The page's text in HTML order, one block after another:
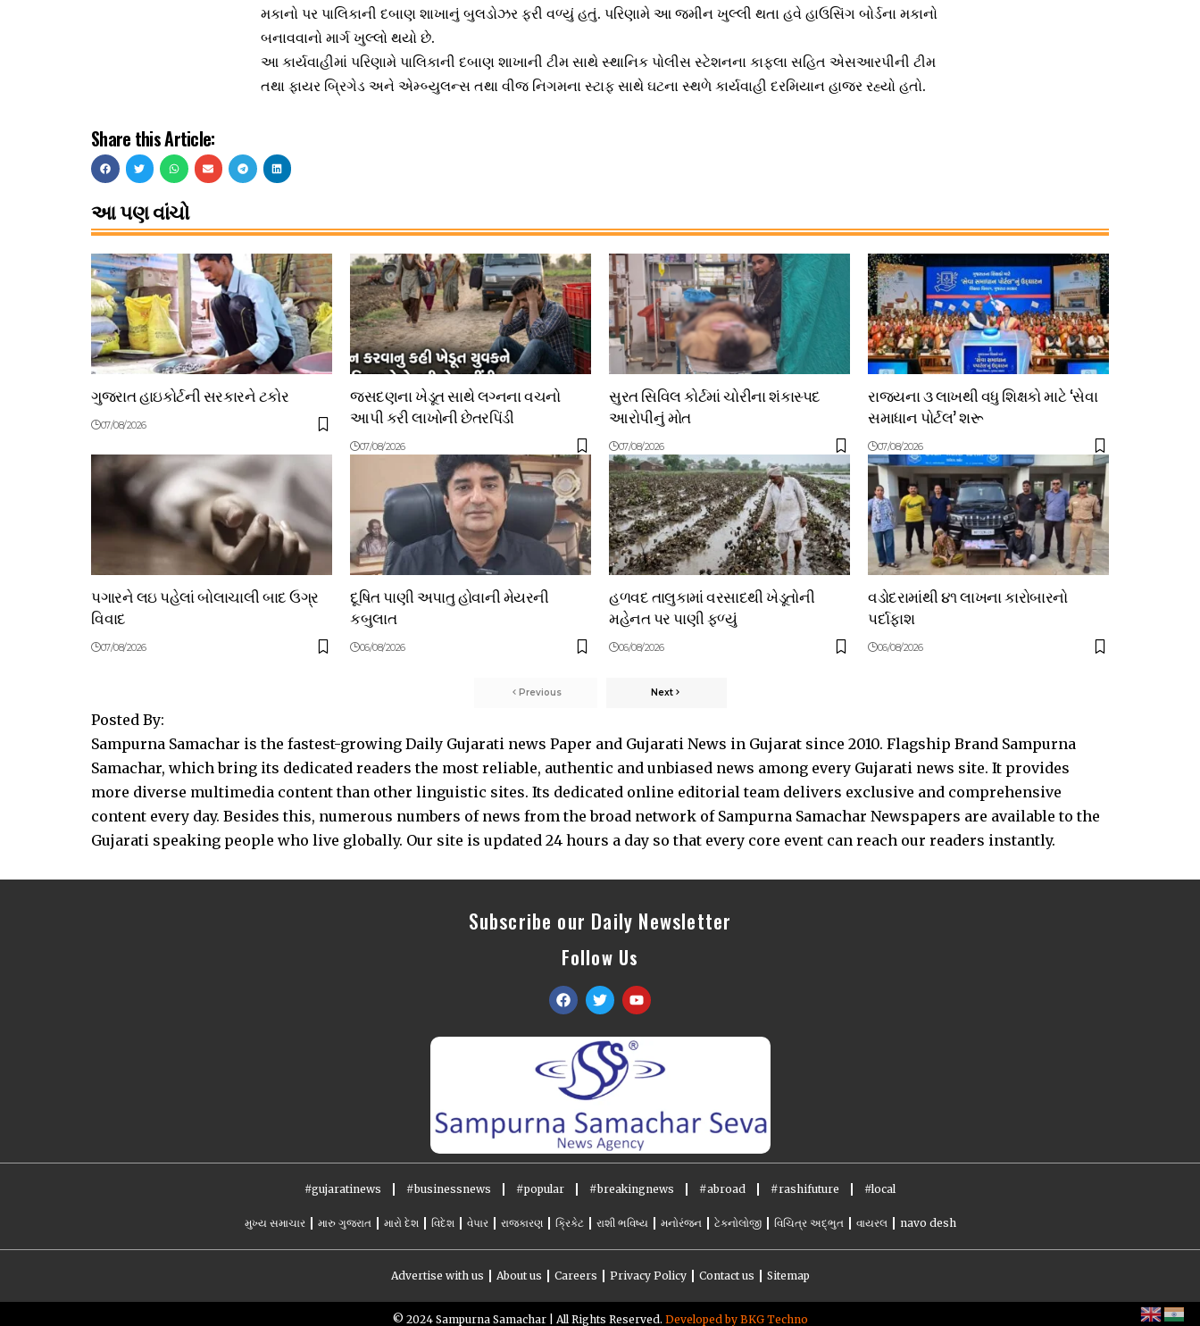
મકાનો પર પાલિકાની દબાણ શાખાનું બુલડોઝર ફરી વળ્યું હતું. પરિણામે આ જમીન ખુલ્લી થતા હવે હાઉસિંગ બોર્ડના મકાનો
બનાવવાનો માર્ગ ખુલ્લો થયો છે.
આ કાર્યવાહીમાં પરિણામે પાલિકાની દબાણ શાખાની ટીમ સાથે સ્થાનિક પોલીસ સ્ટેશનના કાફલા સહિત એસઆરપીની ટીમ
તથા ફાયર બ્રિગેડ અને એમ્બ્યુલન્સ તથા વીજ નિગમના સ્ટાફ સાથે ઘટના સ્થળે કાર્યવાહી દરમિયાન હાજર રહ્યો હતો.
Share this Article:
આ પણ વાંચો
ગુજરાત હાઇકોર્ટની સરકારને ટકોર
07/08/2026
જસદણના ખેડૂત સાથે લગ્નના વચનો
આપી કરી લાખોની છેતરપિંડી
07/08/2026
સુરત સિવિલ કોર્ટમાં ચોરીના શંકાસ્પદ
આરોપીનું મોત
07/08/2026
રાજ્યના ૩ લાખથી વધુ શિક્ષકો માટે ‘સેવા
સમાધાન પોર્ટલ’ શરૂ
07/08/2026
પગારને લઇ પહેલાં બોલાચાલી બાદ ઉગ્ર
વિવાદ
07/08/2026
દૂષિત પાણી અપાતુ હોવાની મેયરની
કબુલાત
06/08/2026
હળવદ તાલુકામાં વરસાદથી ખેડૂતોની
મહેનત પર પાણી ફળ્યું
06/08/2026
વડોદરામાંથી ૪૧ લાખના કારોબારનો
પર્દાફાશ
06/08/2026
Previous Next
Posted By:
Sampurna Samachar is the fastest-growing Daily Gujarati news Paper and Gujarati News in Gujarat since 2010. Flagship Brand Sampurna
Samachar, which bring its dedicated readers the most reliable, authentic and unbiased news among every Gujarati news site. It provides
more diverse multimedia content than other linguistic sites. Its dedicated online editorial team delivers exclusive and comprehensive
content every day. Besides this, numerous numbers of news from the broad network of Sampurna Samachar Newspapers are available to the
Gujarati speaking people who live globally. Our site is updated 24 hours a day so that every core event can reach our readers instantly.
Subscribe our Daily Newsletter
Follow Us
#gujaratinews #businessnews #popular #breakingnews #abroad #rashifuture #local
મુખ્ય સમાચાર મારુ ગુજરાત મારો દેશ વિદેશ વેપાર રાજકારણ ક્રિકેટ રાશી ભવિષ્ય મનોરંજન ટેકનોલોજી વિચિત્ર અદ્ભુત વાયરલ navo desh
Advertise with us About us Careers Privacy Policy Contact us Sitemap
©️ 2024 Sampurna Samachar | All Rights Reserved. Developed by BKG Techno